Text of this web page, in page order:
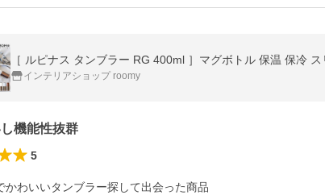
インテリアショップ roomy
機能性抜群
5
かわいいタンブラー探して出会った商品